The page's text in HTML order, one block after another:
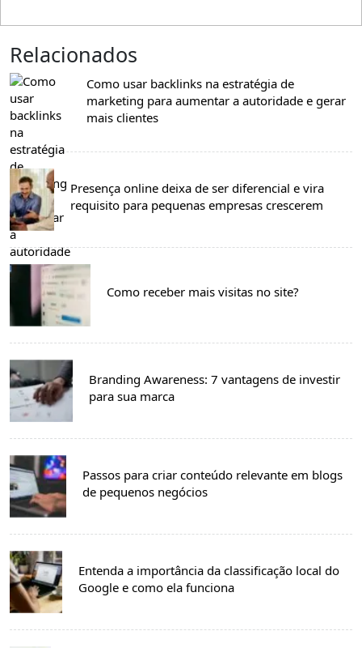
Relacionados
Como usar backlinks na estratégia de
marketing para aumentar a autoridade e gerar
mais clientes
Presença online deixa de ser diferencial e vira
requisito para pequenas empresas crescerem
Como receber mais visitas no site?
Branding Awareness: 7 vantagens de investir
para sua marca
Passos para criar conteúdo relevante em blogs
de pequenos negócios
Entenda a importância da classificação local do
Google e como ela funciona